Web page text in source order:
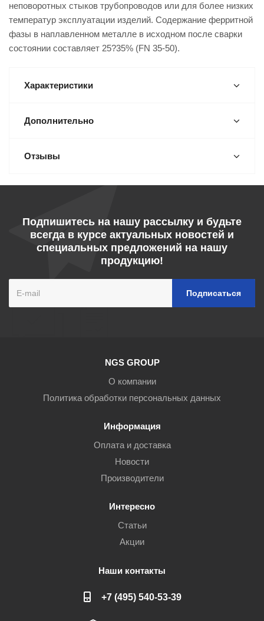
неповоротных стыков трубопроводов или для более низких
температур эксплуатации изделий. Содержание ферритной
фазы в наплавленном металле в исходном после сварки
состоянии составляет 25?35% (FN 35-50).
Характеристики
Дополнительно
Отзывы
Подпишитесь на нашу рассылку и будьте
всегда в курсе актуальных новостей и
специальных предложений на нашу
продукцию!
NGS GROUP
О компании
Политика обработки персональных данных
Информация
Оплата и доставка
Новости
Производители
Интересно
Статьи
Акции
Наши контакты
+7 (495) 540-53-39